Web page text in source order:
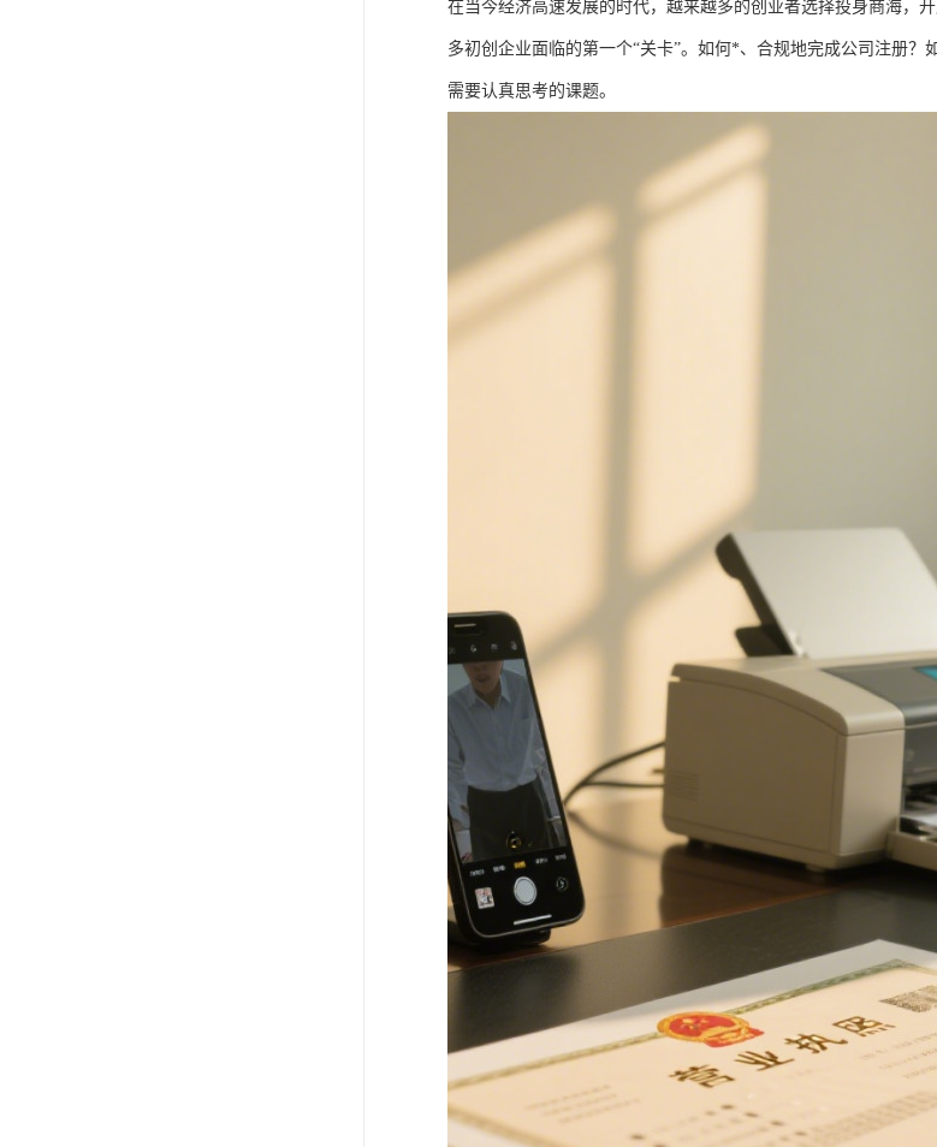
在当今经济高速发展的时代，越来越多的创业者选择投身商海，
多初创企业面临的第一个“关卡”。如何*、合规地完成公司注册
需要认真思考的课题。